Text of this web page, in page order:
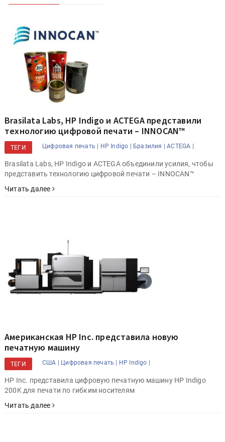
Brasilata Labs, HP Indigo и ACTEGA представили
технологию цифровой печати – INNOCAN™
ТЕГИ Цифровая печать | HP Indigo | Бразилия | ACTEGA |
Brasilata Labs, HP Indigo и ACTEGA объединили усилия, чтобы
представить технологию цифровой печати – INNOCAN™
Читать далее
Американская HP Inc. представила новую
печатную машину
ТЕГИ США | Цифровая печать | HP Indigo |
HP Inc. представила цифровую печатную машину HP Indigo
200K для печати по гибким носителям
Читать далее